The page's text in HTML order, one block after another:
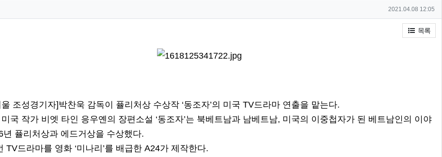
보 작성일
2021.04.08 12:05
보 목록
조성경기자]박찬욱 감독이 퓰리처상 수상작 ‘동조자’의 미국 TV드라마 연출을 맡는다.
국 작가 비엣 타인 응우옌의 장편소설 ‘동조자’는 북베트남과 남베트남, 미국의 이중첩자가 된 베트남인의 이야
년 퓰리처상과 에드거상을 수상했다.
TV드라마를 영화 ‘미나리’를 배급한 A24가 제작한다.